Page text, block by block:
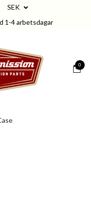
SEK
1-4 arbetsdagar
0